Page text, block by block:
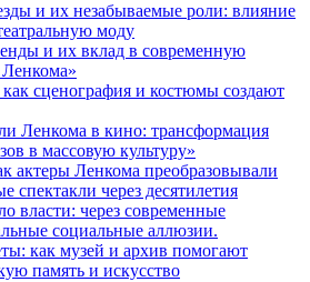
и их незабываемые роли: влияние
моду
и их вклад в современную
сценография и костюмы создают
Ленкома в кино: трансформация
в массовую культуру»
актеры Ленкома преобразовывали
спектакли через десятилетия
власти: через современные
социальные аллюзии.
как музей и архив помогают
память и искусство